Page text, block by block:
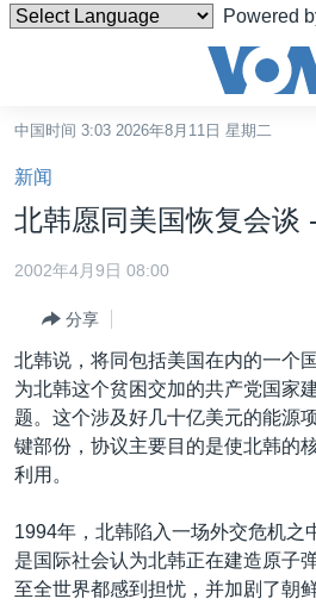
Powered
碍
链
接
跳
转
转
到
导
到
港澳
国际
最新国际新闻
印太
欧洲
非洲
分类新闻
经济·金融·贸易
科教·文娱·体健
军事
美中关系
白宫要闻
国会报道
VOA视频
VOA今日焦点
中国时间 3:03 2026年8月11日 星期二
新闻
北韩愿同美国恢复会谈
2002年4月9日 08:00
分享
北韩说，将同包括美国在内的一个
为北韩这个贫困交加的共产党国家
题。这个涉及好几十亿美元的能源
键部份，协议主要目的是使北韩的
利用。
1994年，北韩陷入一场外交危机之
是国际社会认为北韩正在建造原子
至全世界都感到担忧，并加剧了朝